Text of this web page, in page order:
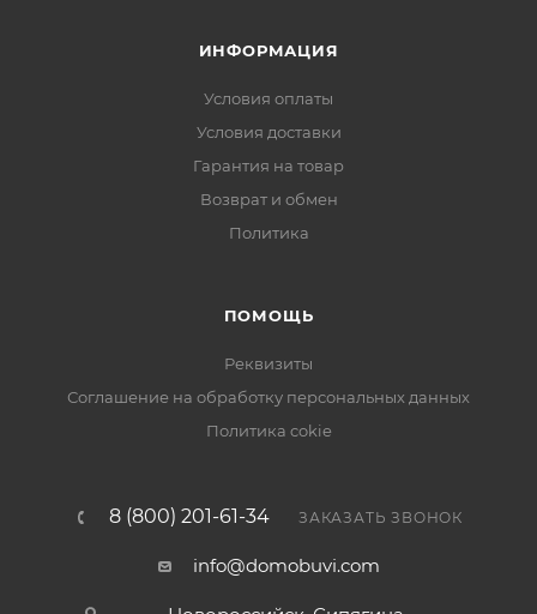
ИНФОРМАЦИЯ
Условия оплаты
Условия доставки
Гарантия на товар
Возврат и обмен
Политика
ПОМОЩЬ
Реквизиты
Соглашение на обработку персональных данных
Политика cokie
8 (800) 201-61-34 ЗАКАЗАТЬ ЗВОНОК
info@domobuvi.com